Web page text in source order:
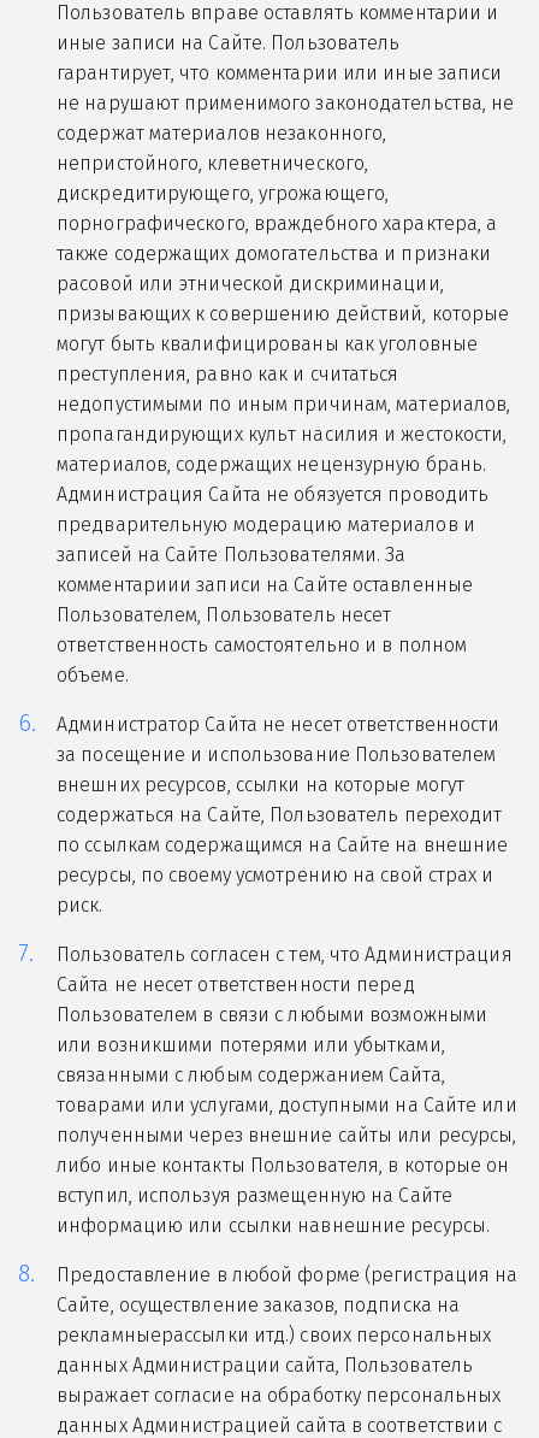
Пользователь вправе оставлять комментарии и
иные записи на Сайте. Пользователь
гарантирует, что комментарии или иные записи
не нарушают применимого законодательства, не
содержат материалов незаконного,
непристойного, клеветнического,
дискредитирующего, угрожающего,
порнографического, враждебного характера, а
также содержащих домогательства и признаки
расовой или этнической дискриминации,
призывающих к совершению действий, которые
могут быть квалифицированы как уголовные
преступления, равно как и считаться
недопустимыми по иным причинам, материалов,
пропагандирующих культ насилия и жестокости,
материалов, содержащих нецензурную брань.
Администрация Сайта не обязуется проводить
предварительную модерацию материалов и
записей на Сайте Пользователями. За
комментариии записи на Сайте оставленные
Пользователем, Пользователь несет
ответственность самостоятельно и в полном
объеме.
Администратор Сайта не несет ответственности
за посещение и использование Пользователем
внешних ресурсов, ссылки на которые могут
содержаться на Сайте, Пользователь переходит
по ссылкам содержащимся на Сайте на внешние
ресурсы, по своему усмотрению на свой страх и
риск.
Пользователь согласен с тем, что Администрация
Сайта не несет ответственности перед
Пользователем в связи с любыми возможными
или возникшими потерями или убытками,
связанными с любым содержанием Сайта,
товарами или услугами, доступными на Сайте или
полученными через внешние сайты или ресурсы,
либо иные контакты Пользователя, в которые он
вступил, используя размещенную на Сайте
информацию или ссылки навнешние ресурсы.
Предоставление в любой форме (регистрация на
Сайте, осуществление заказов, подписка на
рекламныерассылки итд.) своих персональных
данных Администрации сайта, Пользователь
выражает согласие на обработку персональных
данных Администрацией сайта в соответствии с